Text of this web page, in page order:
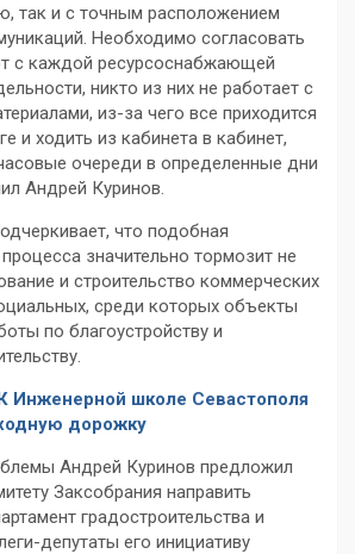
так и с точным расположением
Необходимо согласовать
с каждой ресурсоснабжающей
никто из них не работает с
из-за чего все приходится
и ходить из кабинета в кабинет,
очереди в определенные дни
Андрей Куринов.
что подобная
значительно тормозит не
и строительство коммерческих
среди которых объекты
по благоустройству и
Инженерной школе Севастополя
дорожку
Андрей Куринов предложил
Заксобрания направить
градостроительства и
депутаты его инициативу